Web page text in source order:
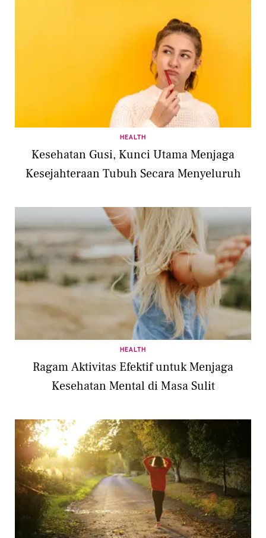
HEALTH
Kesehatan Gusi, Kunci Utama Menjaga
Kesejahteraan Tubuh Secara Menyeluruh
HEALTH
Ragam Aktivitas Efektif untuk Menjaga
Kesehatan Mental di Masa Sulit